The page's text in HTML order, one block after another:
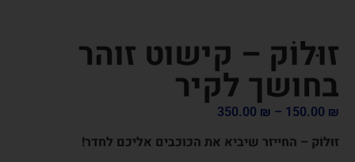
זוּלוֹק – קישוט זוהר
בחושך לקיר
150.00 ₪
–
350.00 ₪
זוּלוֹק – החייזר שיביא את הכוכבים אליכם לחדר!